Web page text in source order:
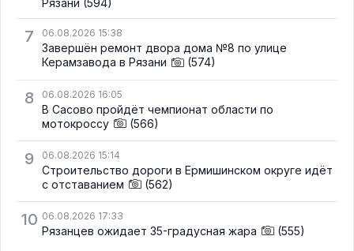
Рязани (594)
7 06.08.2026 15:38
Завершён ремонт двора дома №8 по улице
Керамзавода в Рязани
(574)
8 06.08.2026 16:05
В Сасово пройдёт чемпионат области по
мотокроссу
(566)
9 06.08.2026 15:14
Строительство дороги в Ермишинском округе идёт
с отставанием
(562)
10 06.08.2026 17:33
Рязанцев ожидает 35-градусная жара (555)